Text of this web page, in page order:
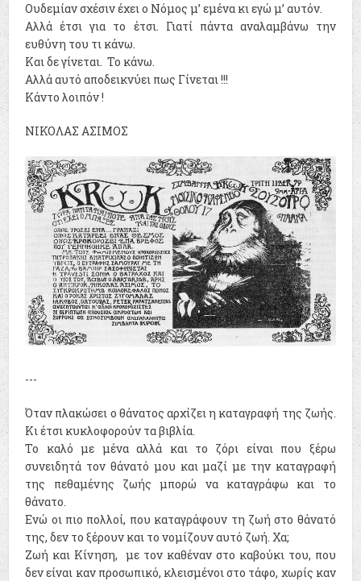
Ουδεμίαν σχέσιν έχει ο Νόμος μ’ εμένα κι εγώ μ’ αυτόν.
Αλλά έτσι για το έτσι. Γιατί πάντα αναλαμβάνω την
ευθύνη του τι κάνω.
Και δε γίνεται. Το κάνω.
Αλλά αυτό αποδεικνύει πως Γίνεται !!!
Κάντο λοιπόν !
ΝΙΚΟΛΑΣ ΑΣΙΜΟΣ
---
Όταν πλακώσει ο θάνατος αρχίζει η καταγραφή της ζωής.
Κι έτσι κυκλοφορούν τα βιβλία.
Το καλό με μένα αλλά και το ζόρι είναι που ξέρω
συνειδητά τον θάνατό μου και μαζί με την καταγραφή
της πεθαμένης ζωής μπορώ να καταγράφω και το
θάνατο.
Ενώ οι πιο πολλοί, που καταγράφουν τη ζωή στο θάνατό
της, δεν το ξέρουν και το νομίζουν αυτό ζωή. Χα;
Ζωή και Κίνηση, με τον καθέναν στο καβούκι του, που
δεν είναι καν προσωπικό, κλεισμένοι στο τάφο, χωρίς καν